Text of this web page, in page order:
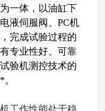
一体，以油缸下
液伺服阀、PC机
完成试验过程的
专业性好、可靠
验机测控技术的
工作性能处于稳